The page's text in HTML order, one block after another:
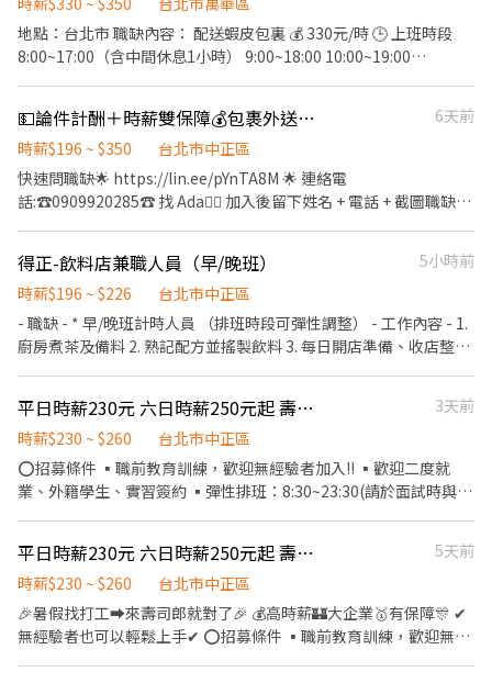
／月 【工作時間】 排班制，每日9小時（含休息1小時） 早班：
08:00／08:15／08:30／08:45 中晚班：12:00-22:00（含加班1小
地點：台北市 職缺內容： 配送蝦皮包裏 💰 330元/時 🕒 上班時段
8:00~17:00（含中間休息1小時） 9:00~18:00 10:00~19:00
架 想要輕鬆賺、穩定上班？ 這份工作超適合你！更何況 時薪超高
啦! ━━━━━━━━━━━━━━━━━ ✅ 領薪彈性：每月15號
準時發薪（可匯款/領現），亦可配合【每週領薪】，週週有錢花！
✅ 距離超近：保障配送範圍在鄰近門市 3 公里內，包裹距離超近，
費！無任何前後期費用，有問就有機會！
━━━━━━━━━━━━━━━━━ ⚠️ 【上工前的兩大硬性小紅
關，請確認符合以下兩點喔： 1. 必須自備「安卓 (Android) 手
機」：因為外送系統目前僅支援安卓系統（用空機或分享網路也可
以唷！）。 2. 需配合安裝機車專用貨架與大菜籃（公司會協助指
引）。 ━━━━━━━━━━━━━━━━━ 📩 【火速卡位應徵流
https://reurl.cc/V292KN 🔒 【隱私防線】個資僅供廠商審核，敏感
欄位（身分證/詳細地址）錄取前皆可先不填！ ➋加入留言： 👉
https://lin.ee/OBnhVN5 💥 私訊留下 ⌜姓名+電話 +應徵蝦皮外送時
薪330」
💵論件計酬＋時薪雙保障💰包裹外送員招募中🎉努力做收入無上限💪無需自備車🛵
6天前
時薪$196 ~ $350
台北市中正區
快速問職缺🌟 https://lin.ee/pYnTA8M 🌟 連絡電
話:☎️0909920285☎️ 找 Ada🙋‍♀️ 加入後留下姓名 + 電話 + 截圖職缺🤩
8:00~17:00 高雄： 10:30～19:30（含中間休息1小時） 💰薪資💰!!制
度超划算!! 🛵自備機車 論件計酬!多送多賺! 隨便送的 $4～6萬 乖乖
送的 $6～8 萬 努力送的 $8～18萬 🛺二&三輪 時薪制：196元起 當
日結算方式:時薪or 件酬，取最高計算 另有業績獎金!!! ‼️工作需求‼️ ❗️
天公司提供電話費補助500元【到職首月依照比例發放】 快速問職
缺🌟https://lin.ee/pYnTA8M🌟 連絡電話:☎️0909920285☎️ 找 Ada
得正-飲料店兼職人員（早/晚班）
5小時前
時薪$196 ~ $226
台北市中正區
- 職缺 - * 早/晚班計時人員 （排班時段可彈性調整） - 工作內容 - 1.
廚房煮茶及備料 2. 熟記配方並搖製飲料 3. 每日開店準備、收店整理
兩月一次員工聚餐 * 通過吧台考試依表現調薪 * 每季團體業績獎金 *
同事可愛、好相處 - 招募條件 - * 具備守時觀念（不遲到、早退、請
假） * 細心且負責任 * 長期且穩定配合排班
平日時薪230元 六日時薪250元起 壽司郎台北館前路店 開早閉店兼職
3天前
時薪$230 ~ $260
台北市中正區
⭕招募條件 ▪職前教育訓練，歡迎無經驗者加入!! ▪歡迎二度就
業、外籍學生、實習簽約 ▪彈性排班：8:30~23:30(請於面試時與主
整理→料理製作→提供餐點→餐具清洗→庫存盤點、出貨 等 ⭕獎金
福利 ▪生日禮券 ▪不定期活動競賽獎金 ▪一年4次考核及調薪 ▪加
班費按每分鐘計算 ⭕企業魅力 ▪「以人為本」注重團隊合作及交
流，採納同仁的意見，提升參與感 ▪除學習到日本商業禮儀、衛生
平日時薪230元 六日時薪250元起 壽司郎 台北館前路店 短期打工
5天前
時薪$230 ~ $260
台北市中正區
🎉暑假找打工➡️來壽司郎就對了🎉 💰高時薪🏰大企業🥇有保障🎊 ✔
無經驗者也可以輕鬆上手✔ ⭕招募條件 ▪職前教育訓練，歡迎無經